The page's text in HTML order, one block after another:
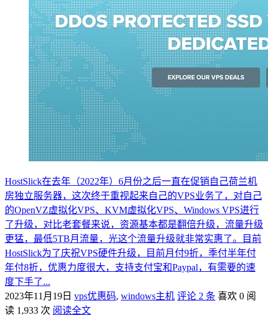
HostSlick在去年（2022年）6月份之后一直在促销自己荷兰机
房独立服务器，这次终于重视起来自己的VPS业务了，对自己
的OpenVZ虚拟化VPS、KVM虚拟化VPS、Windows VPS进行
了升级，对比老套餐来说，资源基本都是翻倍升级，流量升级
更猛，最低5TB月流量，光这个流量升级就非常实惠了。目前
HostSlick为了庆祝VPS硬件升级，目前月付9折，季付半年付
年付8折，优惠力度很大，支持支付宝和Paypal，有需要的速
度下手了...
2023年11月19日 vps优惠码, windows主机 评论 2 条 喜欢 0 阅
读 1,933 次 阅读全文